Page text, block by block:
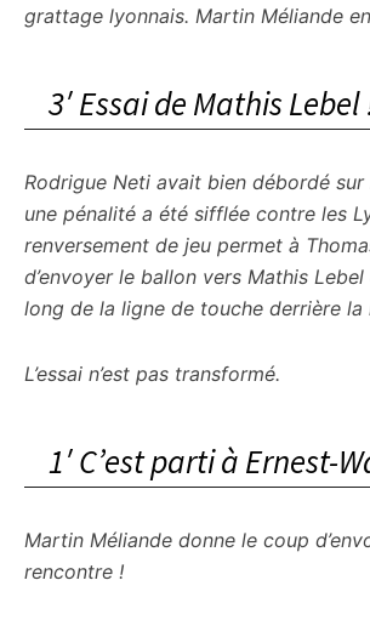
grattage lyonnais. Martin Méliande
3′ Essai de Mathis Lebel
Rodrigue Neti avait bien débordé
une pénalité a été sifflée contre les
renversement de jeu permet à
d’envoyer le ballon vers Mathis
long de la ligne de touche derrière la
L’essai n’est pas transformé.
1′ C’est parti à Ernest-
Martin Méliande donne le coup
rencontre !